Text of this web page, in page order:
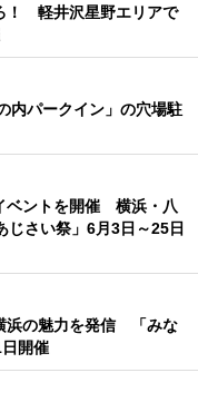
！ 軽井沢星野エリアで
内パークイン」の穴場駐
ベントを開催 横浜・八
じさい祭」6月3日～25日
浜の魅力を発信 「みな
開催